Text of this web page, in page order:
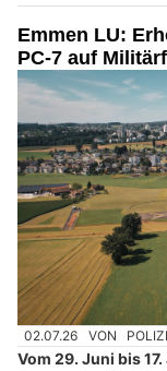
Emmen LU:
PC-7 auf
02.07.26 VON
Vom 29. Juni bis